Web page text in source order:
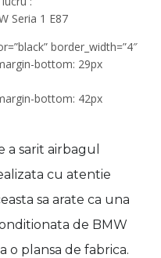
Seria 1 E87
border_width=”4″
bottom: 29px
bottom: 42px
a sarit airbagul
cu atentie
sa arate ca una
de BMW
o plansa de fabrica.